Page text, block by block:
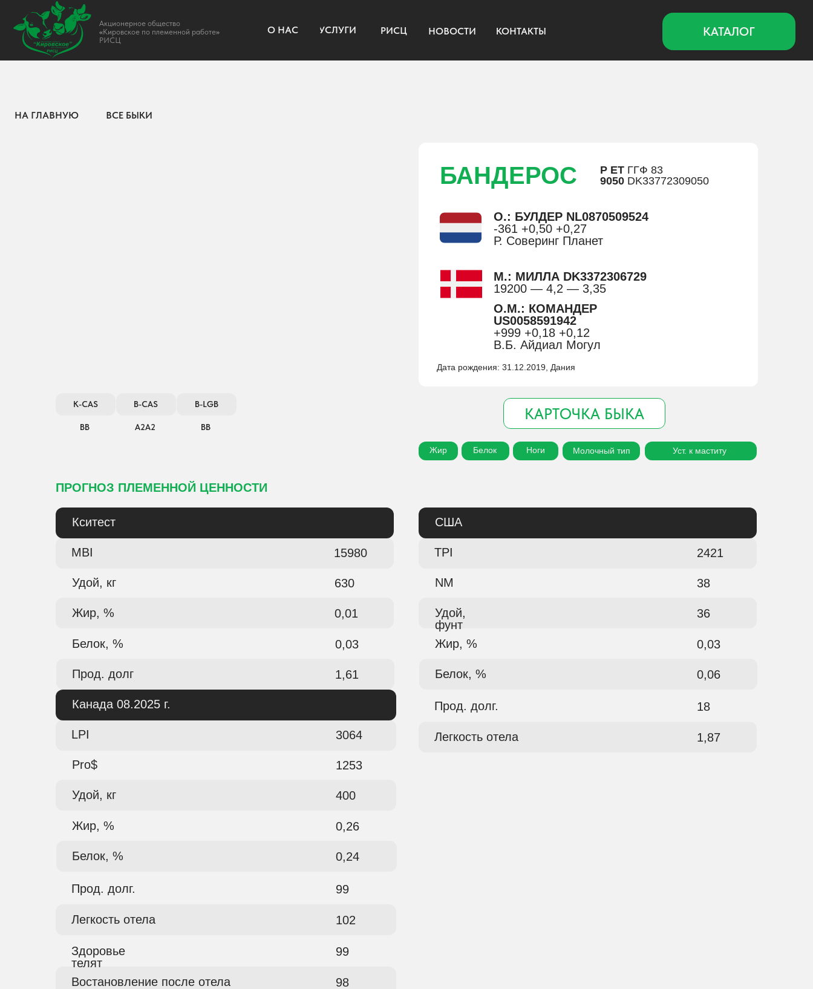
КОНТАКТЫ
НОВОСТИ
РИСЦ
УСЛУГИ
Акционерное общество
Кировское по племенной работе
РИСЦ
О.М.: КОМАНДЕР
US0058591942
+999 +0,18 +0,12
В.Б. Айдиал Могул
М.: МИЛЛА DK3372306729
19200 — 4,2 — 3,35
О.: БУЛДЕР NL0870509524
-361 +0,50 +0,27
Р. Соверинг Планет
Дата рождения: 31.12.2019, Дания
Р ЕТ ГГФ 83
9050 DK33772309050
ПРОГНОЗ ПЛЕМЕННОЙ ЦЕННОСТИ
БАНДЕРОС
КАРТОЧКА БЫКА
Уст. к маститу
Молочный тип
Ноги
Белок
Жир
B-LGB
А2А2
ВВ ВВ
B-CAS
K-CAS
98
Востановление после отела
99
Здоровье
телят
102
Легкость отела
99
Прод. долг.
0,24
Белок, %
0,26
Жир, %
400
Удой, кг
1253
Pro$
3064
LPI
Канада 08.2025 г.
1,87
Легкость отела
18
Прод. долг.
0,06
Белок, %
0,03
Жир, %
36
Удой,
фунт
38
NM
2421
TPI
США
1,61
Прод. долг
0,03
Белок, %
0,01
Жир, %
630
Удой, кг
15980
MBI
Кситест